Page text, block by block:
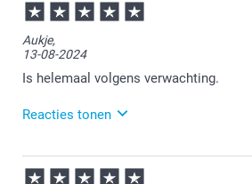
11:47
Bedankt voor je review. Fijn om
veel plezier ervan en wellicht tot
Aukje,
13-08-2024
Is helemaal volgens verwachting.
Reacties tonen
14-08-2024
10:18